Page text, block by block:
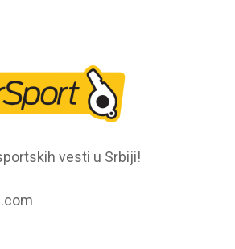
vesti u Srbiji!